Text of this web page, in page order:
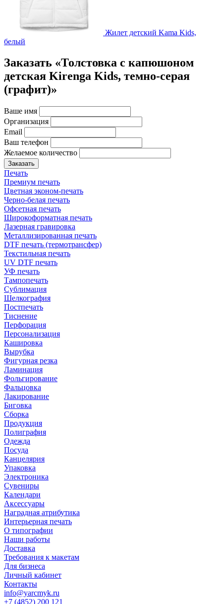
Жилет детский Kama Kids,
белый
Заказать «Толстовка с капюшоном
детская Kirenga Kids, темно-серая
(графит)»
Ваше имя
Организация
Email
Ваш телефон
Желаемое количество
Заказать
Печать
Премиум печать
Цветная эконом-печать
Черно-белая печать
Офсетная печать
Широкоформатная печать
Лазерная гравировка
Металлизированная печать
DTF печать (термотрансфер)
Текстильная печать
UV DTF печать
УФ печать
Тампопечать
Сублимация
Шелкография
Постпечать
Тиснение
Перфорация
Персонализация
Кашировка
Вырубка
Фигурная резка
Ламинация
Фольгирование
Фальцовка
Лакирование
Биговка
Сборка
Продукция
Полиграфия
Одежда
Посуда
Канцелярия
Упаковка
Электроника
Сувениры
Календари
Аксессуары
Наградная атрибутика
Интерьерная печать
О типографии
Наши работы
Доставка
Требования к макетам
Для бизнеса
Личный кабинет
Контакты
info@yarcmyk.ru
+7 (4852) 200 121